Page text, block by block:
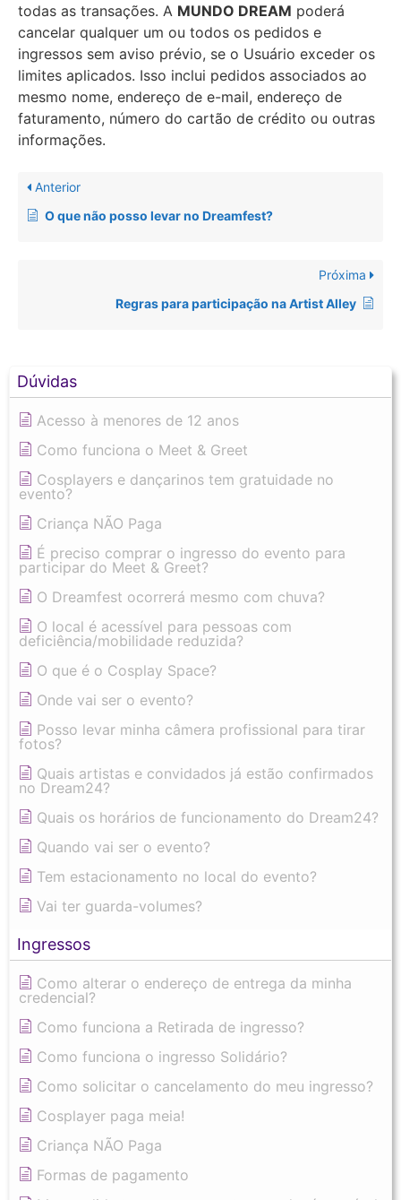
Dúvidas
Acesso à menores de 12 anos
Como funciona o Meet & Greet
Cosplayers e dançarinos tem gratuidade no
evento?
Criança NÃO Paga
É preciso comprar o ingresso do evento para
participar do Meet & Greet?
O Dreamfest ocorrerá mesmo com chuva?
O local é acessível para pessoas com
deficiência/mobilidade reduzida?
O que é o Cosplay Space?
Onde vai ser o evento?
Posso levar minha câmera profissional para tirar
fotos?
Quais artistas e convidados já estão confirmados
no Dream24?
Quais os horários de funcionamento do Dream24?
Quando vai ser o evento?
Tem estacionamento no local do evento?
Vai ter guarda-volumes?
Ingressos
Como alterar o endereço de entrega da minha
credencial?
Como funciona a Retirada de ingresso?
Como funciona o ingresso Solidário?
Como solicitar o cancelamento do meu ingresso?
Cosplayer paga meia!
Criança NÃO Paga
Formas de pagamento
todas as transações. A MUNDO DREAM poderá
cancelar qualquer um ou todos os pedidos e
ingressos sem aviso prévio, se o Usuário exceder os
limites aplicados. Isso inclui pedidos associados ao
mesmo nome, endereço de e-mail, endereço de
faturamento, número do cartão de crédito ou outras
informações.
Anterior
O que não posso levar no Dreamfest?
Próxima
Regras para participação na Artist Alley